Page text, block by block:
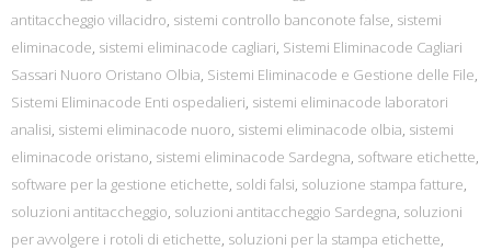
antitaccheggio villacidro, sistemi controllo banconote false, sistemi
eliminacode, sistemi eliminacode cagliari, Sistemi Eliminacode Cagliari
Sassari Nuoro Oristano Olbia, Sistemi Eliminacode e Gestione delle File,
Sistemi Eliminacode Enti ospedalieri, sistemi eliminacode laboratori
analisi, sistemi eliminacode nuoro, sistemi eliminacode olbia, sistemi
eliminacode oristano, sistemi eliminacode Sardegna, software etichette,
software per la gestione etichette, soldi falsi, soluzione stampa fatture,
soluzioni antitaccheggio, soluzioni antitaccheggio Sardegna, soluzioni
per avvolgere i rotoli di etichette, soluzioni per la stampa etichette,